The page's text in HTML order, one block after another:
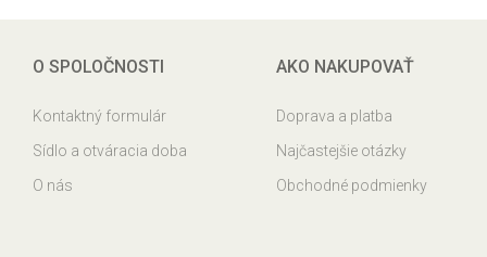
O SPOLOČNOSTI
Kontaktný formulár
Sídlo a otváracia doba
O nás
AKO NAKUPOVAŤ
Doprava a platba
Najčastejšie otázky
Obchodné podmienky